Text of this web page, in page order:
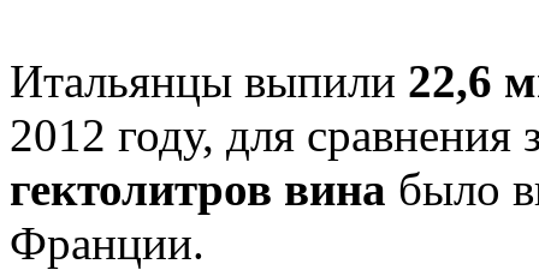
Итальянцы выпили 22,6
2012 году, для сравнения
гектолитров вина было
Франции.